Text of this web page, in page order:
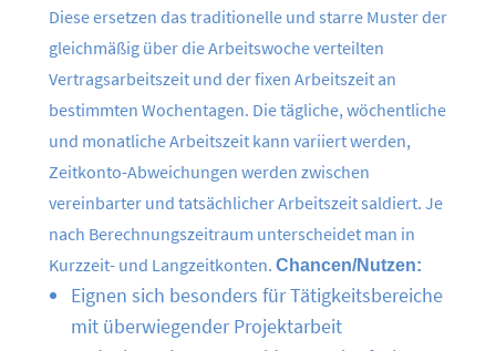
Diese ersetzen das traditionelle und starre Muster der
gleichmäßig über die Arbeitswoche verteilten
Vertragsarbeitszeit und der fixen Arbeitszeit an
bestimmten Wochentagen. Die tägliche, wöchentliche
und monatliche Arbeitszeit kann variiert werden,
Zeitkonto-Abweichungen werden zwischen
vereinbarter und tatsächlicher Arbeitszeit saldiert. Je
nach Berechnungszeitraum unterscheidet man in
Kurzzeit- und Langzeitkonten. Chancen/Nutzen:
Eignen sich besonders für Tätigkeitsbereiche
mit überwiegender Projektarbeit